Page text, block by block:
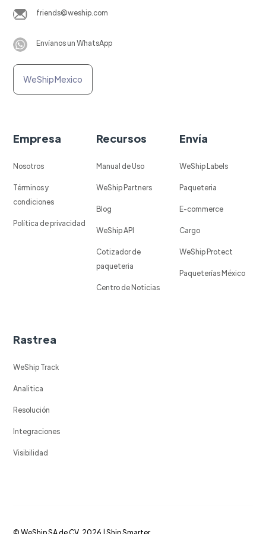
friends@weship.com
Envíanos un WhatsApp
WeShip Mexico
Empresa
Nosotros
Términos y
condiciones
Política de privacidad
Recursos
Manual de Uso
WeShip Partners
Blog
WeShip API
Cotizador de
paqueteria
Centro de Noticias
Envía
WeShip Labels
Paqueteria
E-commerce
Cargo
WeShip Protect
Paqueterías México
Rastrea
WeShip Track
Analitica
Resolución
Integraciones
Visibilidad